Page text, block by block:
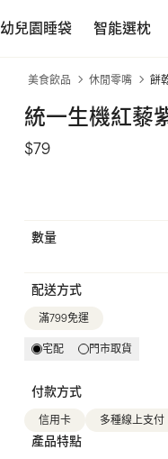
幼兒園睡袋 智能選枕
美食飲品 休閒零嘴 餅
統一生機紅藜
$79
數量
配送方式
滿799免運
宅配 門市取貨
付款方式
信用卡 多種線上支付
產品特點